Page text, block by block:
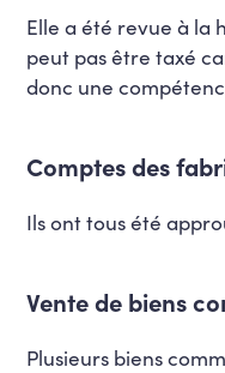
Elle a été revue à la
peut pas être taxé
donc une
Comptes des
Ils ont tous été
Vente de biens
Plusieurs biens